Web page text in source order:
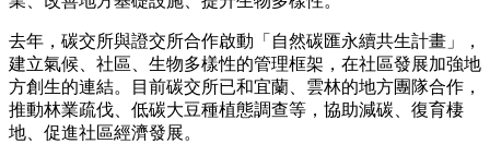
去年，碳交所與證交所合作啟動「自然碳匯永續共生計畫」，
建立氣候、社區、生物多樣性的管理框架，在社區發展加強地
方創生的連結。目前碳交所已和宜蘭、雲林的地方團隊合作，
推動林業疏伐、低碳大豆種植態調查等，協助減碳、復育棲
地、促進社區經濟發展。